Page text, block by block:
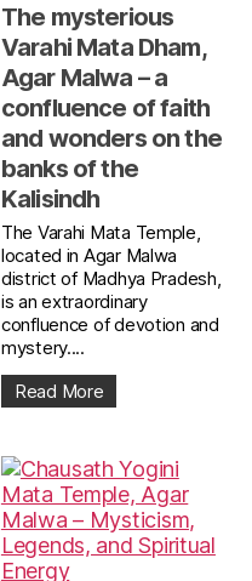
The mysterious
Varahi Mata Dham,
Agar Malwa – a
confluence of faith
and wonders on the
banks of the
Kalisindh
The Varahi Mata Temple,
located in Agar Malwa
district of Madhya Pradesh,
is an extraordinary
confluence of devotion and
mystery....
Read More